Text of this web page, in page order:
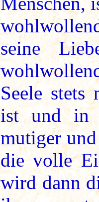
seine
Seele stets
ist und in
mutiger
die volle
wird dann